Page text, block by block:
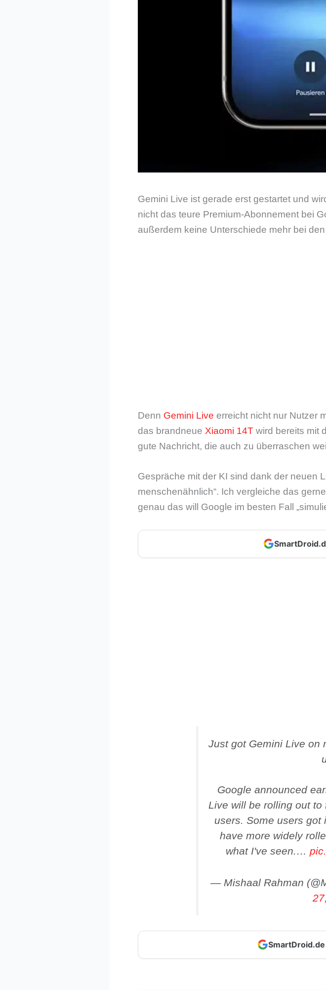
Gemini Live ist gerade erst gestartet und
nicht das teure Premium-Abonnement bei
außerdem keine Unterschiede mehr bei
Denn Gemini Live erreicht nicht nur Nutzer
das brandneue Xiaomi 14T wird bereits mit
gute Nachricht, die auch zu überraschen
Gespräche mit der KI sind dank der neuen
menschenähnlich“. Ich vergleiche das
genau das will Google im besten Fall
Just got Gemini Live on
Google announced
Live will be rolling out to
users. Some users got
have more widely
what I've seen.…
— Mishaal Rahman
SmartDroid.de